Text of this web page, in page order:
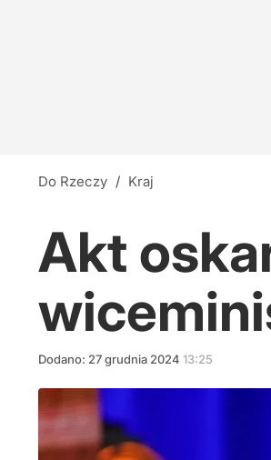
Do Rzeczy / Kraj
Akt
Dodano: 27grudnia 2024 13:25